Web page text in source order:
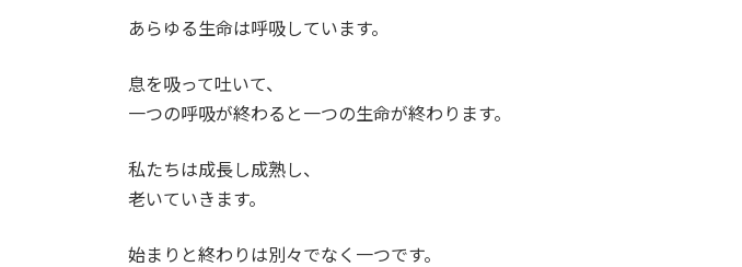
新
あらゆる生命は呼吸しています。
息を吸って吐いて、
一つの呼吸が終わると一つの生命が終わります。
私たちは成長し成熟し、
老いていきます。
始まりと終わりは別々でなく一つです。